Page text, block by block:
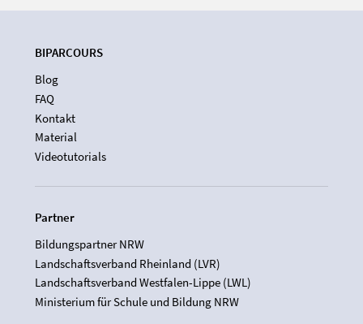
BIPARCOURS
Blog
FAQ
Kontakt
Material
Videotutorials
Partner
Bildungspartner NRW
Landschaftsverband Rheinland (LVR)
Landschaftsverband Westfalen-Lippe (LWL)
Ministerium für Schule und Bildung NRW